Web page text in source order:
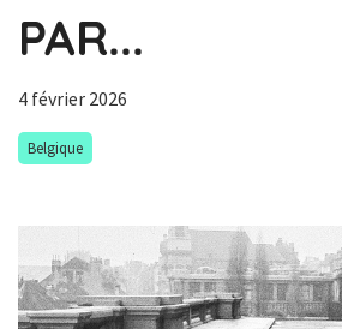
PAR...
4 février 2026
Belgique